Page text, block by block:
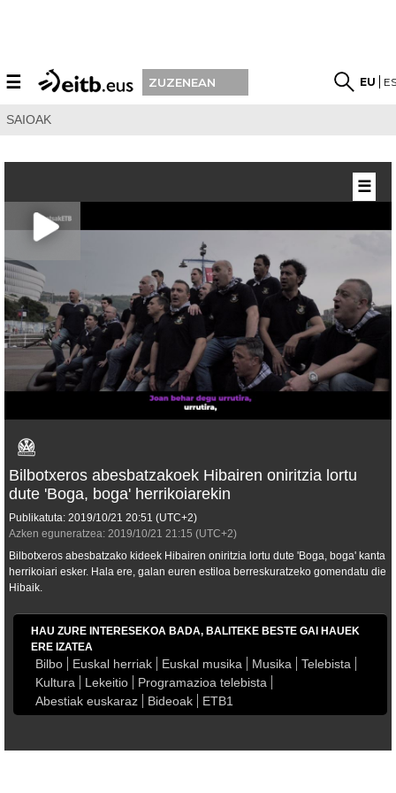
☰ ZUZENEAN EU
SAIOAK
Bilbotxeros abesbatzakoek Hibairen oniritzia lortu
dute 'Boga, boga' herrikoiarekin
Publikatuta: 2019/10/21 20:51 (UTC+2)
Azken eguneratzea: 2019/10/21 21:15 (UTC+2)
Bilbotxeros abesbatzako kideek Hibairen oniritzia lortu dute 'Boga, boga' kanta
herrikoiari esker. Hala ere, galan euren estiloa berreskuratzeko gomendatu die
Hibaik.
HAU ZURE INTERESEKOA BADA, BALITEKE BESTE GAI HAUEK
ERE IZATEA
Bilbo Euskal herriak Euskal musika Musika
Telebista
Kultura
Lekeitio
Programazioa telebista
Abestiak euskaraz
Bideoak ETB1
☰